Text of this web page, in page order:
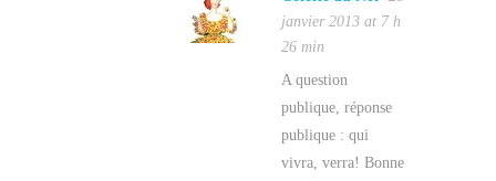
janvier 2013 at 7 h
26 min
A question
publique, réponse
publique : qui
vivra, verra! Bonne